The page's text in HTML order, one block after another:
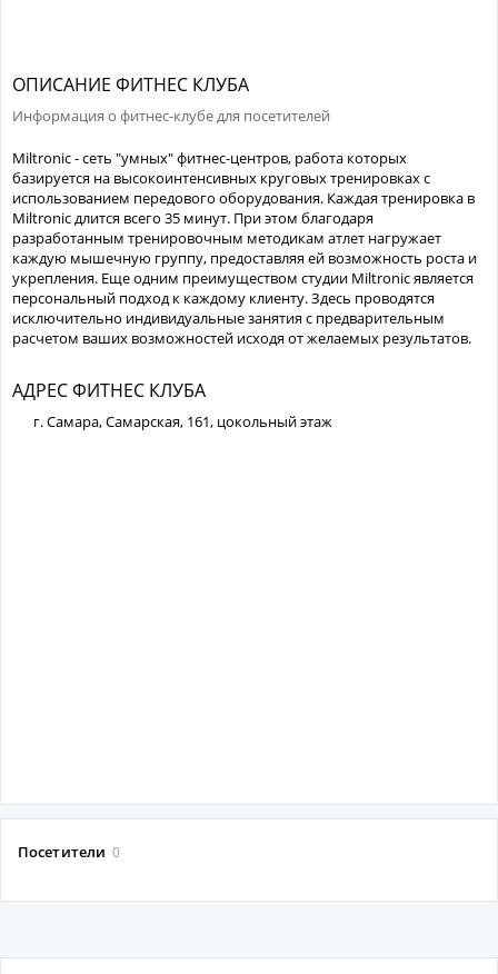
ОПИСАНИЕ ФИТНЕС КЛУБА
Информация о фитнес-клубе для посетителей
Miltronic - сеть "умных" фитнес-центров, работа которых
базируется на высокоинтенсивных круговых тренировках с
использованием передового оборудования. Каждая тренировка в
Miltronic длится всего 35 минут. При этом благодаря
разработанным тренировочным методикам атлет нагружает
каждую мышечную группу, предоставляя ей возможность роста и
укрепления. Еще одним преимуществом студии Miltronic является
персональный подход к каждому клиенту. Здесь проводятся
исключительно индивидуальные занятия с предварительным
расчетом ваших возможностей исходя от желаемых результатов.
АДРЕС ФИТНЕС КЛУБА
г. Самара, Самарская, 161, цокольный этаж
Посетители 0